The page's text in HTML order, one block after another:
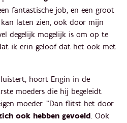
fantastische job, en een groot
laten zien, ook door mijn
degelijk mogelijk is om op te
ik erin geloof dat het ook met
hoort Engin in de
moeders die hij begeleidt
moeder. "Dan flitst het door
ook hebben gevoeld. Ook